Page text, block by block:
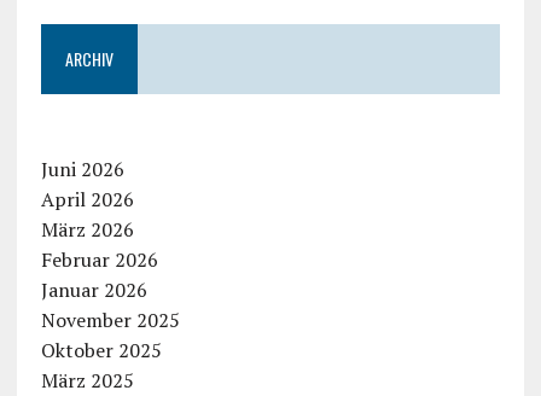
ARCHIV
Juni 2026
April 2026
März 2026
Februar 2026
Januar 2026
November 2025
Oktober 2025
März 2025